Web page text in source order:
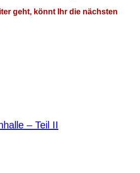
er geht, könnt Ihr die nächsten
– Teil II